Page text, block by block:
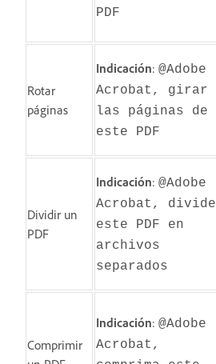
PDF
Rotar
páginas
Indicación: @Adobe
Acrobat, girar
las páginas de
este PDF
Dividir un
PDF
Indicación: @Adobe
Acrobat, divide
este PDF en
archivos
separados
Comprimir
Indicación: @Adobe
Acrobat,